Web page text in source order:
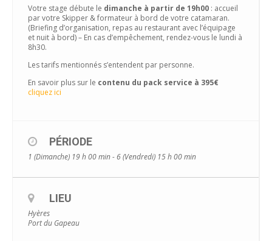
Votre stage débute le dimanche à partir de 19h00 : accueil
par votre Skipper & formateur à bord de votre catamaran.
(Briefing d’organisation, repas au restaurant avec l’équipage
et nuit à bord) – En cas d’empêchement, rendez-vous le lundi à
8h30.
Les tarifs mentionnés s’entendent par personne.
En savoir plus sur le contenu du pack service à 395€
cliquez ici
PÉRIODE
1 (Dimanche) 19 h 00 min - 6 (Vendredi) 15 h 00 min
LIEU
Hyères
Port du Gapeau